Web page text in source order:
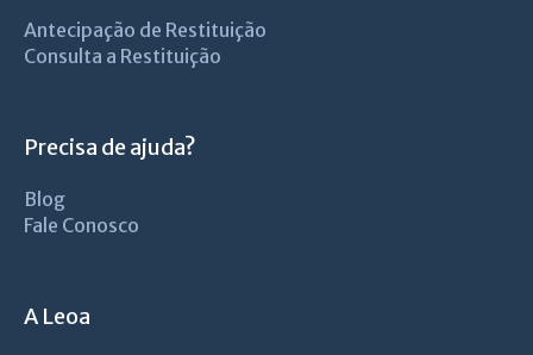
Antecipação de Restituição
Consulta a Restituição
Precisa de ajuda?
Blog
Fale Conosco
A Leoa